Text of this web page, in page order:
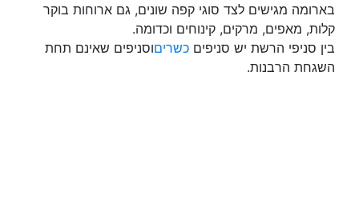
בארומה מגישים לצד סוגי קפה שונים, גם ארוחות בוקר
קלות, מאפים, מרקים, קינוחים וכדומה.
בין סניפי הרשת יש סניפים כשריםוסניפים שאינם תחת
השגחת הרבנות.